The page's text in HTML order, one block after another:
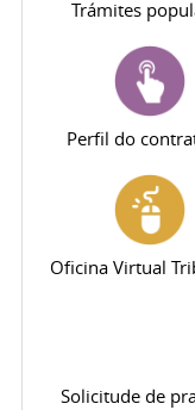
Trámites
Perfil do
Oficina Virtual
Solicitude de